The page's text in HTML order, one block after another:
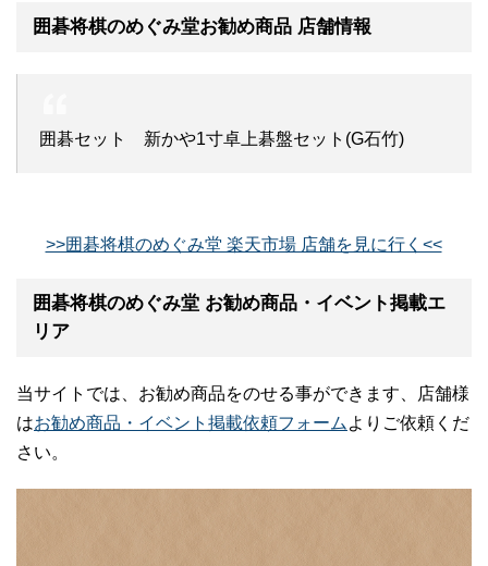
囲碁将棋のめぐみ堂お勧め商品 店舗情報
囲碁セット 新かや1寸卓上碁盤セット(G石竹)
>>囲碁将棋のめぐみ堂 楽天市場 店舗を見に行く<<
囲碁将棋のめぐみ堂 お勧め商品・イベント掲載エ
リア
当サイトでは、お勧め商品をのせる事ができます、店舗様
はお勧め商品・イベント掲載依頼フォーム よりご依頼くだ
さい。